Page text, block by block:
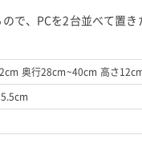
で、PCを2台並べて置き
奥行28cm~40cm 高さ